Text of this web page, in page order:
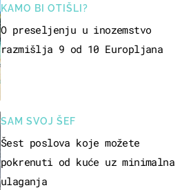
KAMO BI OTIŠLI?
O preseljenju u inozemstvo
razmišlja 9 od 10 Europljana
SAM SVOJ ŠEF
Šest poslova koje možete
pokrenuti od kuće uz minimalna
ulaganja